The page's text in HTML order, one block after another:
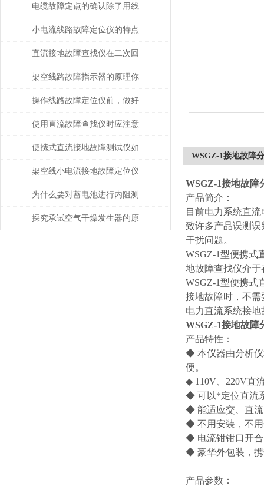
电缆故障定点的确认除了用线
路故障定位仪，还有这些方法!
小电流线路故障定位仪的特点
有这些
直流接地故障查找仪在二次回
路排查中的高效应用
架空线路故障指示器的原理你
都知道吗
操作线路故障定位仪前，做好
攻略了吗
使用直流故障查找仪时应注意
的安全事项
便携式直流接地故障测试仪如
何避免误操作风险？
架空线小电流接地故障定位仪
是如何进行故障定位的？
为什么要对蓄电池进行内阻测
试？
探究承试空气干燥发生器的原
WSGZ-1接地故障
WSGZ-1接地故障
产品简介：
目前电力系统直
致许多产品误测
干扰问题。
WSGZ-1型便携式
地故障查找仪介
WSGZ-1型便携式
接地故障时，不
电力直流系统接
WSGZ-1接地故障
产品特性：
◆ 本仪器由分析仪
便。
◆ 110V、220V直
◆ 可以*定位直流
◆ 能适应交、直流
◆ 不用安装，不用
◆ 电流钳钳口开
◆ 豪华外包装，
产品参数：